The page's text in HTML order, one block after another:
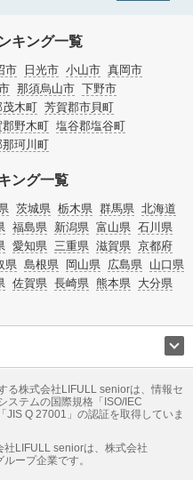
別措置法の法改正に伴う空き家の片
キング一覧
市 日光市 小山市 真岡市
那須烏山市 下野市
茂木町 芳賀郡市貝町
郡野木町 塩谷郡塩谷町
那珂川町
ング一覧
茨城県 栃木県 群馬県 北海道
福島県 新潟県 富山県 石川県
愛知県 三重県 滋賀県 京都府
県 島根県 岡山県 広島県 山口県
佐賀県 長崎県 熊本県 大分県
方創生 ママの就労支援
整理 老後の暮らし情報
る株式会社LIFULL seniorは、情報セ
ステムの国際規格「ISO/IEC
JIS Q 27001」の認証を取得していま
LIFULL seniorは、株式会社
ープ企業です。